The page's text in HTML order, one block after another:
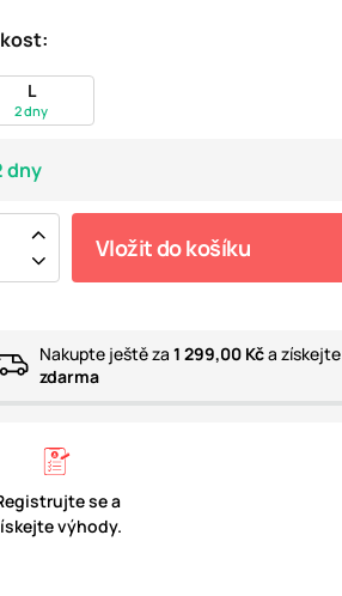
L
2 dny
dny
Vložit do košíku
Nakupte ještě za 1 299,00 Kča získejte
zdarma
se a
výhody.